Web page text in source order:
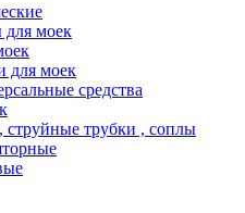
для моек
для моек
средства
струйные трубки , соплы